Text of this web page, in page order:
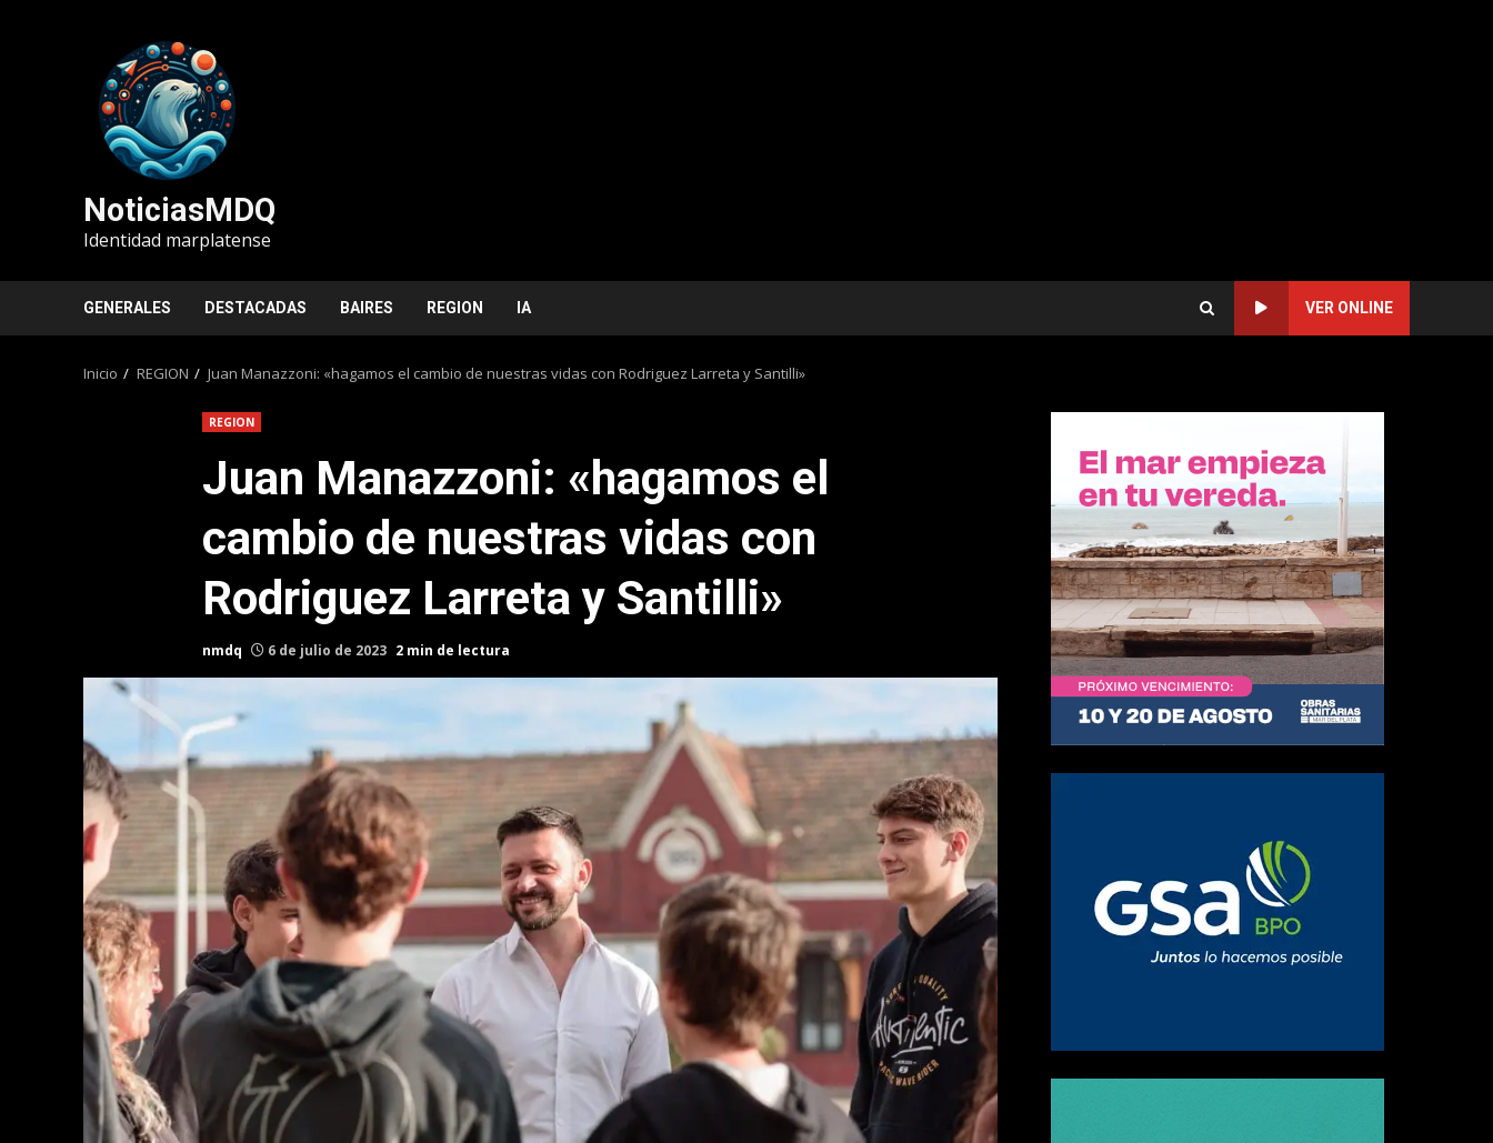
NoticiasMDQ
Identidad marplatense
GENERALES DESTACADAS BAIRES REGION IA VER ONLINE
Inicio REGION Juan Manazzoni: «hagamos el cambio de nuestras vidas con Rodriguez Larreta y Santilli»
REGION
Juan Manazzoni: «hagamos el
cambio de nuestras vidas con
Rodriguez Larreta y Santilli»
nmdq 6 de julio de 2023 2 min de lectura